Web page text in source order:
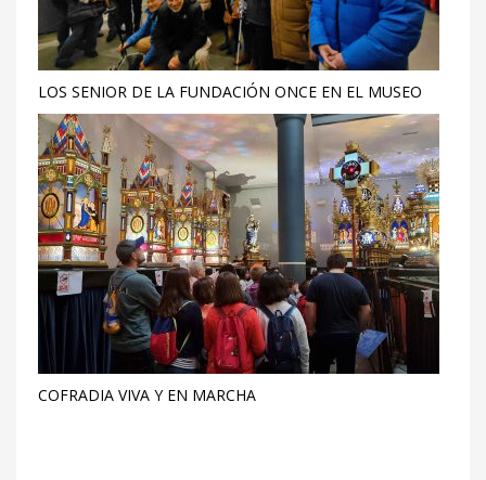
LOS SENIOR DE LA FUNDACIÓN ONCE EN EL MUSEO
COFRADIA VIVA Y EN MARCHA